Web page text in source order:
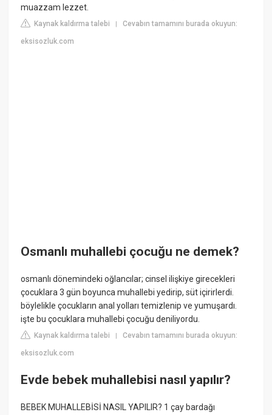
muazzam lezzet.
Kaynak kaldırma talebi |Cevabın tamamını burada okuyun:
eksisozluk.com
Osmanlı muhallebi çocuğu ne demek?
osmanlı dönemindeki oğlancılar; cinsel ilişkiye girecekleri
çocuklara 3 gün boyunca muhallebi yedirip, süt içirirlerdi.
böylelikle çocukların anal yolları temizlenip ve yumuşardı.
işte bu çocuklara muhallebi çocuğu deniliyordu.
Kaynak kaldırma talebi |Cevabın tamamını burada okuyun:
eksisozluk.com
Evde bebek muhallebisi nasıl yapılır?
BEBEK MUHALLEBİSİ NASIL YAPILIR? 1 çay bardağı